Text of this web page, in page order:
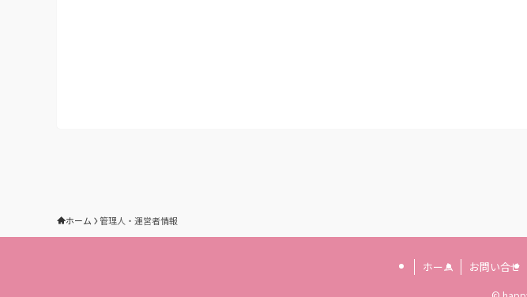
ホーム 管理人・運営者情報
ホーム お問い合せ